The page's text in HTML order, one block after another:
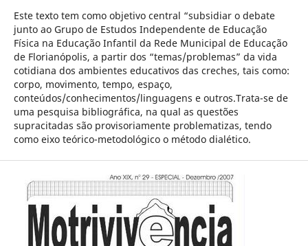
Este texto tem como objetivo central “subsidiar o debate
junto ao Grupo de Estudos Independente de Educação
Física na Educação Infantil da Rede Municipal de Educação
de Florianópolis, a partir dos “temas/problemas” da vida
cotidiana dos ambientes educativos das creches, tais como:
corpo, movimento, tempo, espaço,
conteúdos/conhecimentos/linguagens e outros.Trata-se de
uma pesquisa bibliográfica, na qual as questões
supracitadas são provisoriamente problematizas, tendo
como eixo teórico-metodológico o método dialético.